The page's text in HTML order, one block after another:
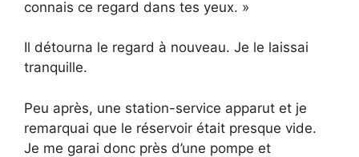
connais ce regard dans tes yeux. »
Il détourna le regard à nouveau. Je le laissai
tranquille.
Peu après, une station-service apparut et je
remarquai que le réservoir était presque vide.
Je me garai donc près d’une pompe et